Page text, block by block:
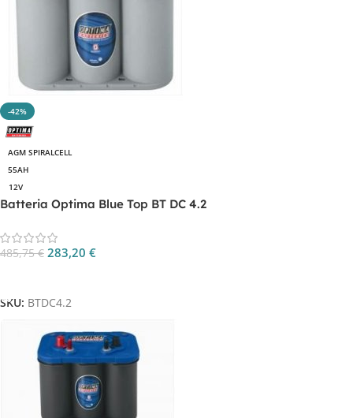
-42%
AGM SPIRALCELL
55AH
12V
Batteria Optima Blue Top BT DC 4.2
485,75€ 283,20 €
SKU: BTDC4.2